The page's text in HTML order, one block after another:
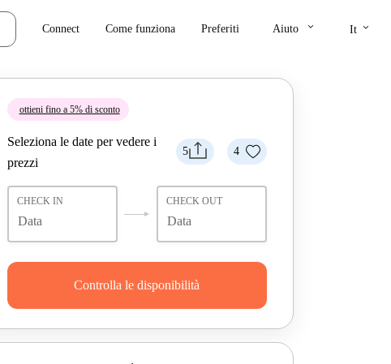
Connect Come funziona Preferiti Aiuto keyboard_arrow_down It keyboard_arrow_down
ottieni fino a 5% di sconto
5 4
Seleziona le date per vedere i
prezzi
CHECK IN CHECK OUT
Controlla le disponibilità